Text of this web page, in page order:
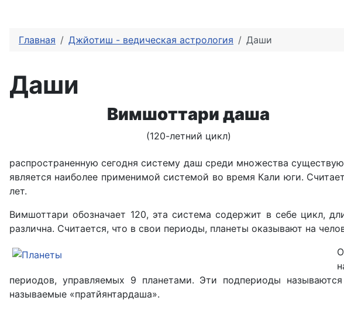
Главная Джйотиш - ведическая астрология Даши
Даши
Вимшоттари даша
(120-летний цикл)
распространенную сегодня систему даш среди множества
является наиболее применимой системой во время Кали юги.
лет.
Вимшоттари обозначает 120, эта система содержит в себе цикл,
различна. Считается, что в свои периоды, планеты оказывают на
периодов, управляемых 9 планетами. Эти подпериоды
называемые «пратйянтардаша».